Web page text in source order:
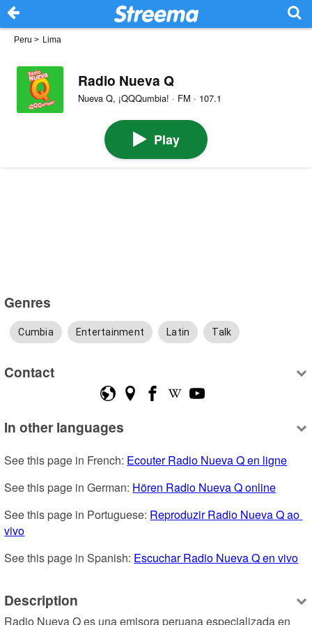
Peru > Lima
Radio Nueva Q
Nueva Q, ¡QQQumbia! · FM · 107.1
Play
Genres
Cumbia Entertainment Latin Talk
Contact
In other languages
See this page in French: Ecouter Radio Nueva Q en ligne
See this page in German: Hören Radio Nueva Q online
See this page in Portuguese: Reproduzir Radio Nueva Q ao
vivo
See this page in Spanish: Escuchar Radio Nueva Q en vivo
Description
Radio Nueva Q es una emisora peruana especializada en